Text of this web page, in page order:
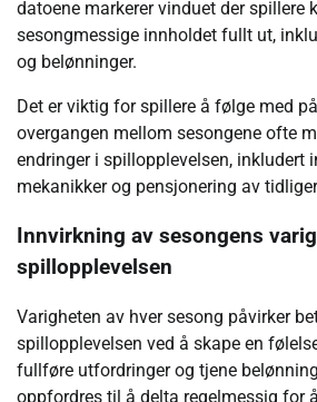
datoene markerer vinduet der spillere
sesongmessige innholdet fullt ut,
og belønninger.
Det er viktig for spillere å følge med
overgangen mellom sesongene ofte
endringer i spillopplevelsen, inkludert
mekanikker og pensjonering av
Innvirkning av sesongens
spillopplevelsen
Varigheten av hver sesong påvirker
spillopplevelsen ved å skape en
fullføre utfordringer og tjene
oppfordres til å delta regelmessig for